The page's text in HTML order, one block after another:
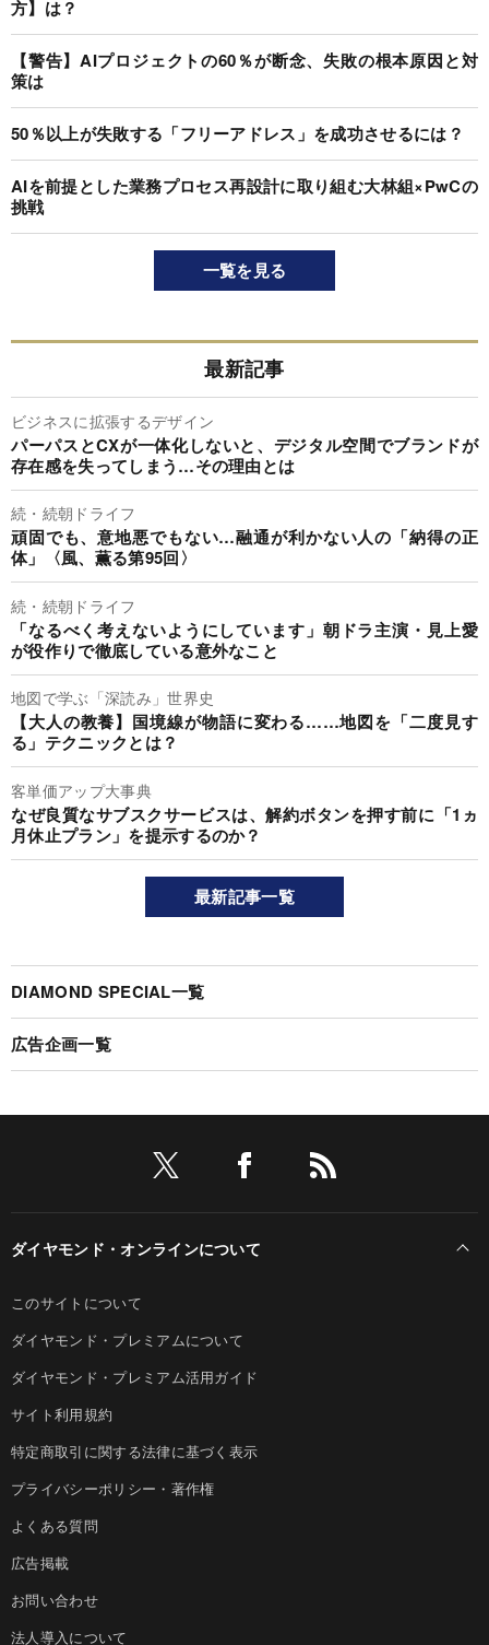
方】は？
【警告】AIプロジェクトの60％が断念、失敗の根本原因と対
策は
50％以上が失敗する「フリーアドレス」を成功させるには？
AIを前提とした業務プロセス再設計に取り組む大林組×PwCの
挑戦
一覧を見る
最新記事
ビジネスに拡張するデザイン
パーパスとCXが一体化しないと、デジタル空間でブランドが
存在感を失ってしまう…その理由とは
続・続朝ドライフ
頑固でも、意地悪でもない…融通が利かない人の「納得の正
体」〈風、薫る第95回〉
続・続朝ドライフ
「なるべく考えないようにしています」朝ドラ主演・見上愛
が役作りで徹底している意外なこと
地図で学ぶ「深読み」世界史
【大人の教養】国境線が物語に変わる……地図を「二度見す
る」テクニックとは？
客単価アップ大事典
なぜ良質なサブスクサービスは、解約ボタンを押す前に「1ヵ
月休止プラン」を提示するのか？
最新記事一覧
DIAMOND SPECIAL一覧
広告企画一覧
ダイヤモンド・オンラインについて
このサイトについて
ダイヤモンド・プレミアムについて
ダイヤモンド・プレミアム活用ガイド
サイト利用規約
特定商取引に関する法律に基づく表示
プライバシーポリシー・著作権
よくある質問
広告掲載
お問い合わせ
法人導入について